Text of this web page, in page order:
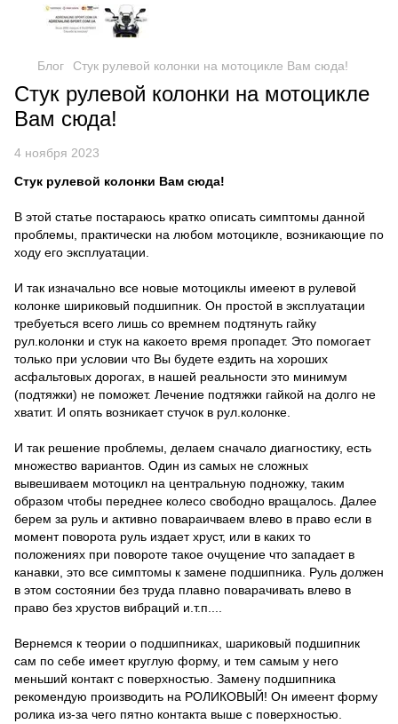
Блог Стук рулевой колонки на мотоцикле Вам сюда!
Стук рулевой колонки на мотоцикле
Вам сюда!
4 ноября 2023
Стук рулевой колонки Вам сюда!
В этой статье постараюсь кратко описать симптомы данной
проблемы, практически на любом мотоцикле, возникающие по
ходу его эксплуатации.
И так изначально все новые мотоциклы имееют в рулевой
колонке шириковый подшипник. Он простой в эксплуатации
требуеться всего лишь со времнем подтянуть гайку
рул.колонки и стук на какоето время пропадет. Это помогает
только при условии что Вы будете ездить на хороших
асфальтовых дорогах, в нашей реальности это минимум
(подтяжки) не поможет. Лечение подтяжки гайкой на долго не
хватит. И опять возникает стучок в рул.колонке.
И так решение проблемы, делаем сначало диагностику, есть
множество вариантов. Один из самых не сложных
вывешиваем мотоцикл на центральную подножку, таким
образом чтобы переднее колесо свободно вращалось. Далее
берем за руль и активно повараичваем влево в право если в
момент поворота руль издает хруст, или в каких то
положениях при повороте такое очущение что западает в
канавки, это все симптомы к замене подшипника. Руль должен
в этом состоянии без труда плавно поварачивать влево в
право без хрустов вибраций и.т.п....
Вернемся к теории о подшипниках, шариковый подшипник
сам по себе имеет круглую форму, и тем самым у него
меньший контакт с поверхностью. Замену подшипника
рекомендую производить на РОЛИКОВЫЙ! Он имеент форму
ролика из-за чего пятно контакта выше с поверхностью.